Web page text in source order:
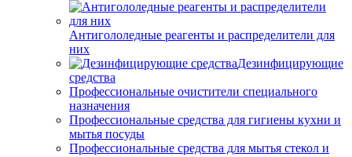
Антигололедные реагенты и распределители для
них
Дезинфицирующие
средства
Профессиональные очистители специального
назначения
Профессиональные средства для гигиены кухни и
мытья посуды
Профессиональные средства для мытья стекол и